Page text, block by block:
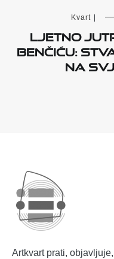
Kvart
Ljetno
Benčiću:
na
Artkvart prati,